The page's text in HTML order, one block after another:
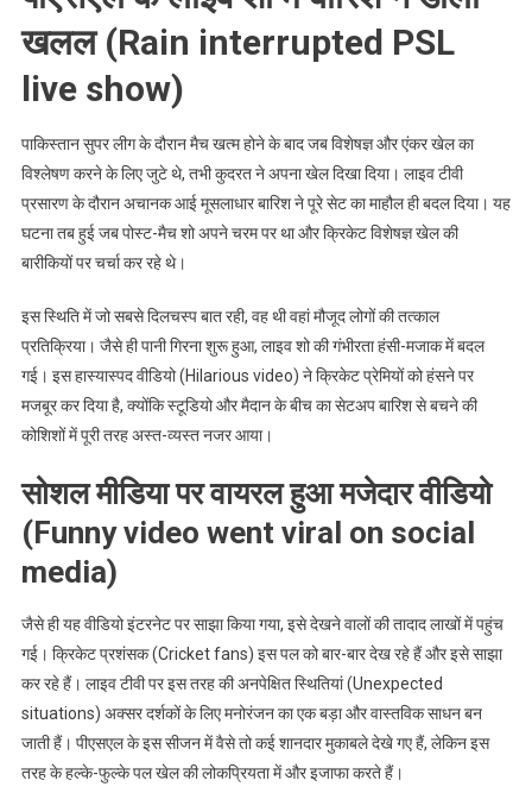
रोक
खलल (Rain interrupted PSL
live show)
पाकिस्तान सुपर लीग के दौरान मैच खत्म होने के बाद जब विशेषज्ञ और एंकर खेल का
विश्लेषण करने के लिए जुटे थे, तभी कुदरत ने अपना खेल दिखा दिया। लाइव टीवी
प्रसारण के दौरान अचानक आई मूसलाधार बारिश ने पूरे सेट का माहौल ही बदल दिया। यह
घटना तब हुई जब पोस्ट-मैच शो अपने चरम पर था और क्रिकेट विशेषज्ञ खेल की
बारीकियों पर चर्चा कर रहे थे।
इस स्थिति में जो सबसे दिलचस्प बात रही, वह थी वहां मौजूद लोगों की तत्काल
प्रतिक्रिया। जैसे ही पानी गिरना शुरू हुआ, लाइव शो की गंभीरता हंसी-मजाक में बदल
गई। इस हास्यास्पद वीडियो (Hilarious video) ने क्रिकेट प्रेमियों को हंसने पर
मजबूर कर दिया है, क्योंकि स्टूडियो और मैदान के बीच का सेटअप बारिश से बचने की
कोशिशों में पूरी तरह अस्त-व्यस्त नजर आया।
सोशल मीडिया पर वायरल हुआ मजेदार वीडियो
(Funny video went viral on social
media)
जैसे ही यह वीडियो इंटरनेट पर साझा किया गया, इसे देखने वालों की तादाद लाखों में पहुंच
गई। क्रिकेट प्रशंसक (Cricket fans) इस पल को बार-बार देख रहे हैं और इसे साझा
कर रहे हैं। लाइव टीवी पर इस तरह की अनपेक्षित स्थितियां (Unexpected
situations) अक्सर दर्शकों के लिए मनोरंजन का एक बड़ा और वास्तविक साधन बन
जाती हैं। पीएसएल के इस सीजन में वैसे तो कई शानदार मुकाबले देखे गए हैं, लेकिन इस
तरह के हल्के-फुल्के पल खेल की लोकप्रियता में और इजाफा करते हैं।